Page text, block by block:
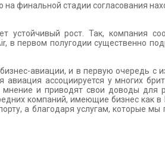
финальной стадии согласования
устойчивый рост. Так, компания
в первом полугодии существенно
авиации, и в первую очередь с
ассоциируется у многих
и приводят свои доводы для
компаний, имеющие бизнес как в
а благодаря услугам, которые мы